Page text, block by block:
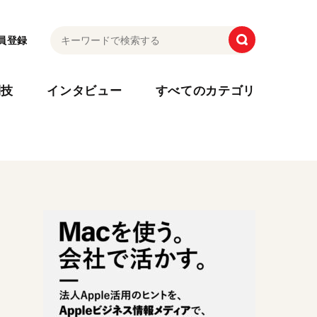
登録
インタビュー すべてのカテゴリ